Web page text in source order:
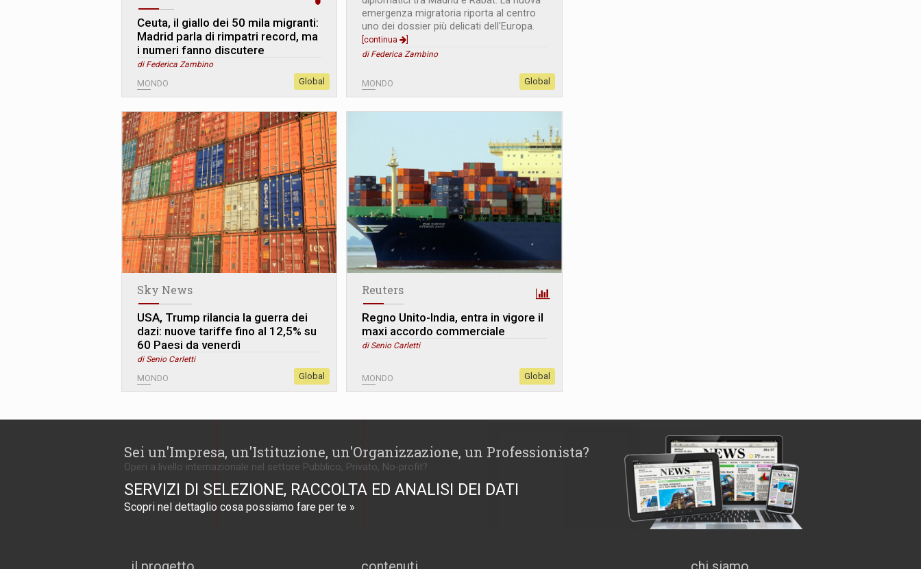
Ceuta, il giallo dei 50 mila migranti:
Madrid parla di rimpatri record, ma
i numeri fanno discutere
di Federica Zambino
MONDO Global
emergenza migratoria riporta al centro
uno dei dossier più delicati dell'Europa.
[continua
di Federica Zambino
MONDO Global
Sky News
USA, Trump rilancia la guerra dei
dazi: nuove tariffe fino al 12,5% su
60 Paesi da venerdì
di Senio Carletti
MONDO Global
Reuters
Regno Unito-India, entra in vigore il
maxi accordo commerciale
di Senio Carletti
MONDO Global
Sei un'Impresa, un'Istituzione, un'Organizzazione, un Professionista?
Operi a livello internazionale nel settore Pubblico, Privato, No-profit?
SERVIZI DI SELEZIONE, RACCOLTA ED ANALISI DEI DATI
Scopri nel dettaglio cosa possiamo fare per te »